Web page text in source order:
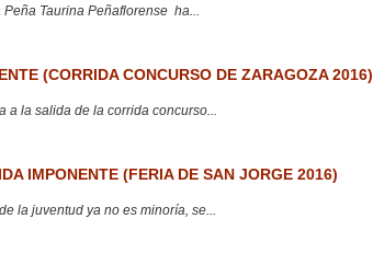
Taurina Peñaflorense ha...
(CORRIDA CONCURSO DE ZARAGOZA 2016)
a la salida de la corrida concurso...
IMPONENTE (FERIA DE SAN JORGE 2016)
la juventud ya no es minoría, se...